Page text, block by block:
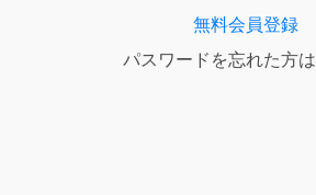
無料会員登録
パスワードを忘れた方は